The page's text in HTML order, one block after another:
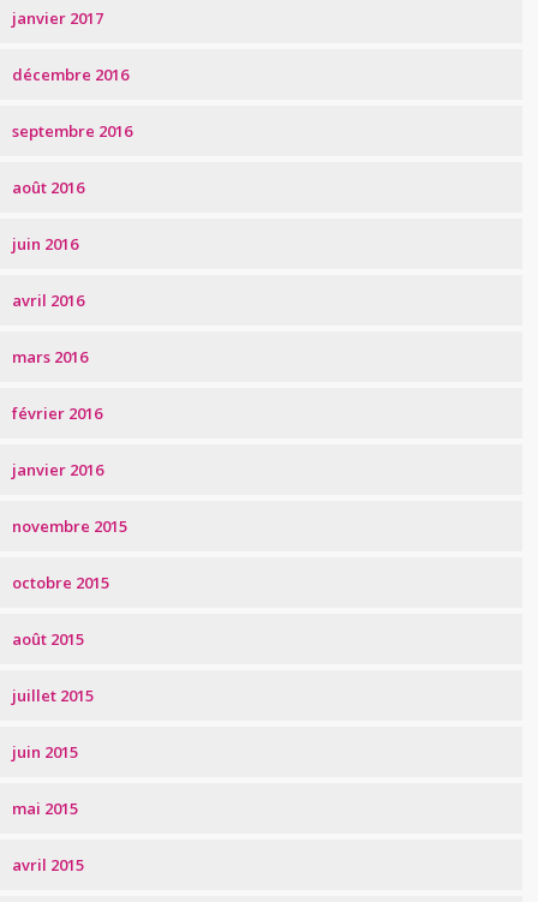
janvier 2017
décembre 2016
septembre 2016
août 2016
juin 2016
avril 2016
mars 2016
février 2016
janvier 2016
novembre 2015
octobre 2015
août 2015
juillet 2015
juin 2015
mai 2015
avril 2015